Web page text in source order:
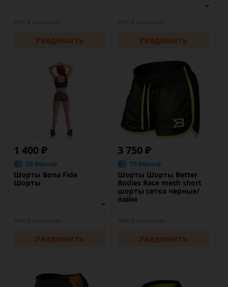
Уведомить Уведомить
1 400 ₽
28 баллов
Шорты Bona Fide
Шорты
Уведомить
3 750 ₽
75 баллов
Шорты Шорты Better
Bodies Race mesh short
шорты сетка черные/
лайм
Уведомить